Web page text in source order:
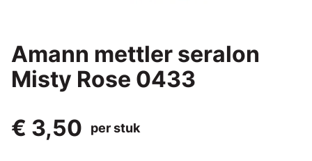
Amann mettler seralon
Misty Rose 0433
€ 3,50
per stuk